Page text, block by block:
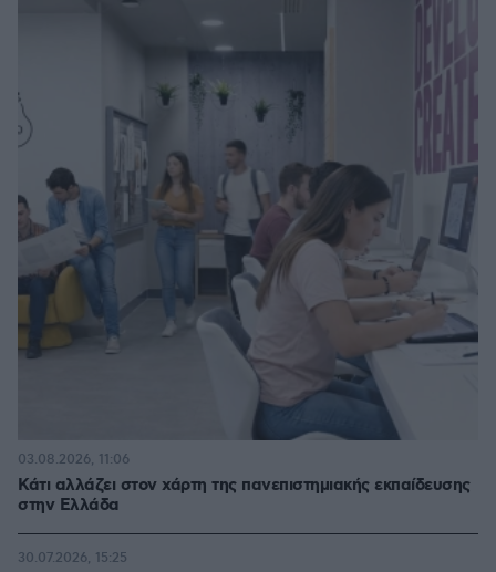
Κάτι αλλάζει στον χάρτη της πανεπιστημιακής εκπαίδευσης
στην Ελλάδα
03.08.2026, 11:06
30.07.2026, 15:25